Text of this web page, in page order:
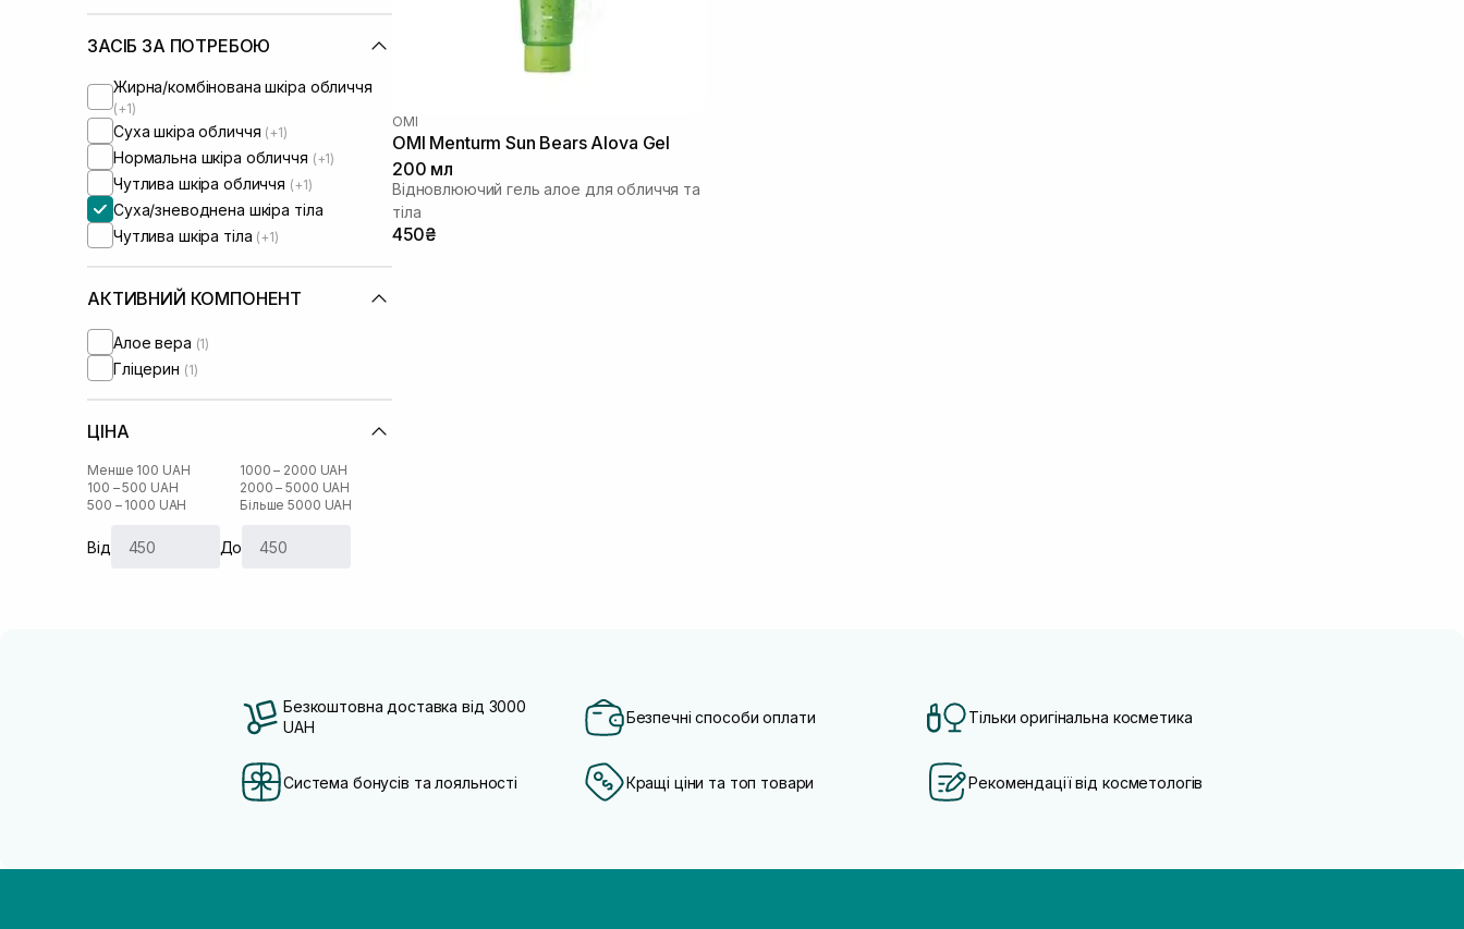
ЗАСІБ ЗА ПОТРЕБОЮ
Жирна/комбінована шкіра обличчя
(+1)
Суха шкіра обличчя (+1)
Нормальна шкіра обличчя (+1)
Чутлива шкіра обличчя (+1)
Суха/зневоднена шкіра тіла
Чутлива шкіра тіла (+1)
АКТИВНИЙ КОМПОНЕНТ
Алое вера (1)
Гліцерин (1)
ЦІНА
Менше 100 UAH
100 – 500 UAH
500 – 1000 UAH
1000 – 2000 UAH
2000 – 5000 UAH
Більше 5000 UAH
Від До
OMI
OMI Menturm Sun Bears Alova Gel
200 мл
Відновлюючий гель алое для обличчя та
тіла
450₴
Безкоштовна доставка від 3000
UAH
Безпечні способи оплати Тільки оригінальна косметика
Система бонусів та лояльності Кращі ціни та топ товари Рекомендації від косметологів